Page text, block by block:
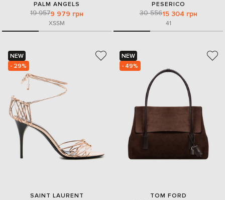
PALM ANGELS
19 9579 979 грн
XSSM
PESERICO
30 55615 304 грн
41
NEW
- 29%
SAINT LAURENT
NEW
- 49%
TOM FORD